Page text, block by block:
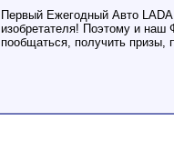
Первый Ежегодный Авто
изобретателя! Поэтому и наш
пообщаться, получить призы,